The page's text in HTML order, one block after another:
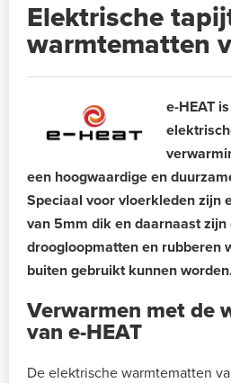
Elektrische
warmtematten
e-HEAT
een hoogwaardige en
Speciaal voor vloerkleden zijn
van 5mm dik en daarnaast
droogloopmatten en rubberen
buiten gebruikt kunnen
Verwarmen met de
van e-HEAT
De elektrische warmtematten